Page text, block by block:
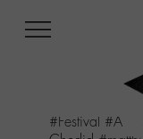
#Festival #Aluna